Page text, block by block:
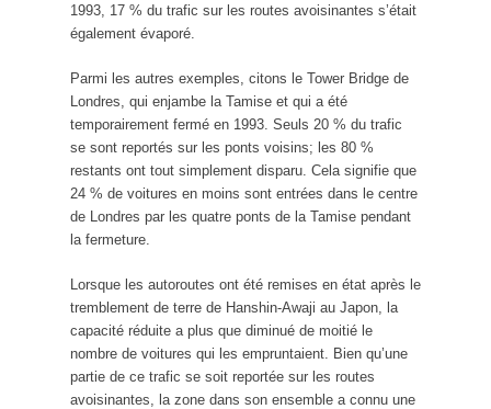
1993, 17 % du trafic sur les routes avoisinantes s’était
également évaporé.
Parmi les autres exemples, citons le Tower Bridge de
Londres, qui enjambe la Tamise et qui a été
temporairement fermé en 1993. Seuls 20 % du trafic
se sont reportés sur les ponts voisins; les 80 %
restants ont tout simplement disparu. Cela signifie que
24 % de voitures en moins sont entrées dans le centre
de Londres par les quatre ponts de la Tamise pendant
la fermeture.
Lorsque les autoroutes ont été remises en état après le
tremblement de terre de Hanshin-Awaji au Japon, la
capacité réduite a plus que diminué de moitié le
nombre de voitures qui les empruntaient. Bien qu’une
partie de ce trafic se soit reportée sur les routes
avoisinantes, la zone dans son ensemble a connu une